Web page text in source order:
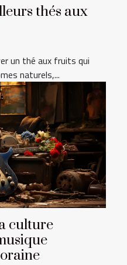
thés aux
un thé aux fruits qui
naturels,...
culture